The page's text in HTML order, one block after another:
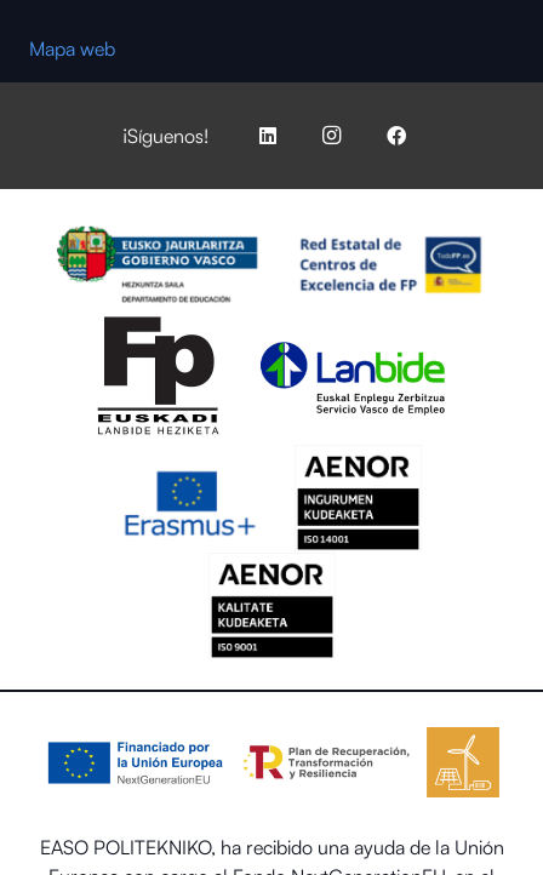
Mapa web
¡Síguenos!
EASO POLITEKNIKO, ha recibido una ayuda de la Unión